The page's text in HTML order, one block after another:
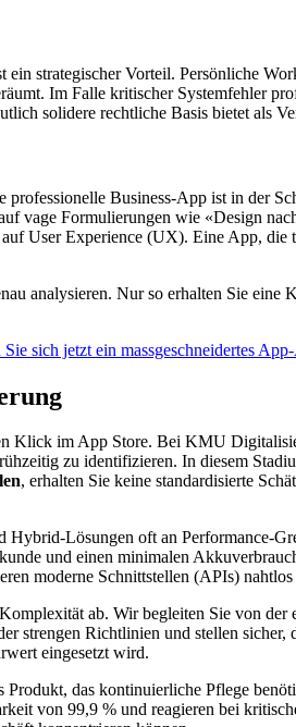
strategischer Vorteil. Persönliche
Im Falle kritischer Systemfehler
solidere rechtliche Basis bietet als
Business-App ist in der
vage Formulierungen wie «Design
User Experience (UX). Eine App,
analysieren. Nur so erhalten Sie
Sie sich jetzt ein massgeschneidertes
Klick im App Store. Bei KMU
zu identifizieren. In diesem
, erhalten Sie keine standardisierte
Lösungen oft an Performance-
und einen minimalen
moderne Schnittstellen (APIs)
ab. Wir begleiten Sie von
strengen Richtlinien und stellen
eingesetzt wird.
das kontinuierliche Pflege
von 99,9 % und reagieren bei